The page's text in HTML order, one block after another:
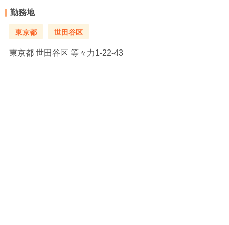
勤務地
東京都 世田谷区
東京都 世田谷区 等々力1-22-43